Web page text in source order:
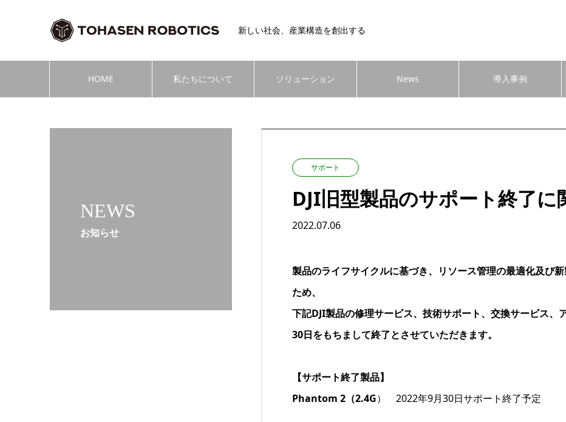
新しい社会、産業構造を創出する
HOME 私たちについて ソリューション News 導入事例
NEWS
お知らせ
サポート
DJI旧型製品のサポート終了
2022.07.06
製品のライフサイクルに基づき、リソース管理の最適化及び
ため、
下記DJI製品の修理サービス、技術サポート、交換サービス、
30日をもちまして終了とさせていただきます。
【サポート終了製品】
Phantom 2（2.4G） 2022年9月30日サポート終了予定